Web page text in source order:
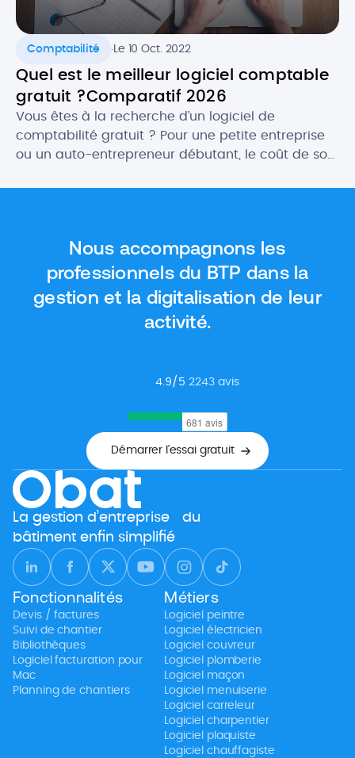
Comptabilité .Le 10 Oct. 2022
Quel est le meilleur logiciel comptable
gratuit ?Comparatif 2026
Vous êtes à la recherche d’un logiciel de
comptabilité gratuit ? Pour une petite entreprise
ou un auto-entrepreneur débutant, le coût de son
Dans cet article, nous vous donnons […]
Nous accompagnons les
professionnels du BTP dans la
gestion et la digitalisation de leur
activité.
4.9/5 2243 avis
Démarrer l’essai gratuit
La gestion d’entreprise du
bâtiment enfin simplifié
Fonctionnalités
Devis / factures
Suivi de chantier
Bibliothèques
Logiciel facturation pour
Mac
Planning de chantiers
Métiers
Logiciel peintre
Logiciel électricien
Logiciel couvreur
Logiciel plomberie
Logiciel maçon
Logiciel menuiserie
Logiciel carreleur
Logiciel charpentier
Logiciel plaquiste
Logiciel chauffagiste